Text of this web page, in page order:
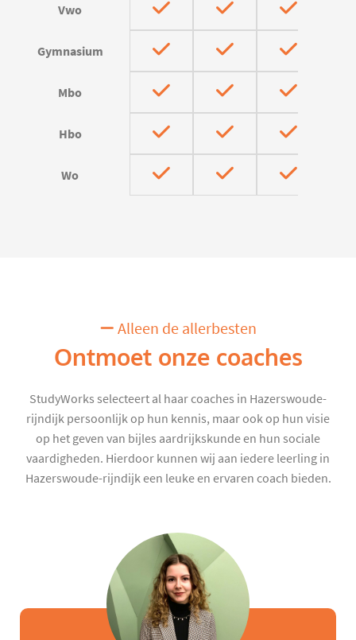
Vwo
Gymnasium
Mbo
Hbo
Wo
Alleen de allerbesten
Ontmoet onze coaches
StudyWorks selecteert al haar coaches in Hazerswoude-
rijndijk persoonlijk op hun kennis, maar ook op hun visie
op het geven van bijles aardrijkskunde en hun sociale
vaardigheden. Hierdoor kunnen wij aan iedere leerling in
Hazerswoude-rijndijk een leuke en ervaren coach bieden.